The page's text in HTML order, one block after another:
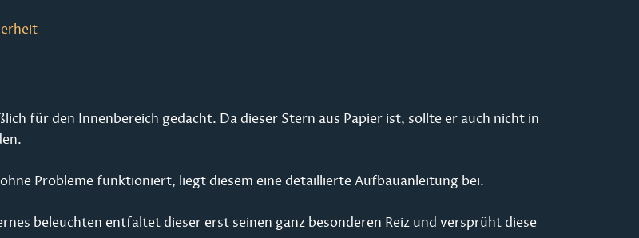
für den Innenbereich gedacht. Da dieser Stern aus Papier ist, sollte er auch nicht in
Probleme funktioniert, liegt diesem eine detaillierte Aufbauanleitung bei.
beleuchten entfaltet dieser erst seinen ganz besonderen Reiz und versprüht diese